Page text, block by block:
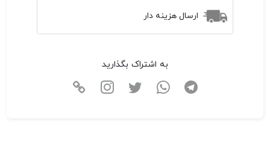
ارسال هزینه دار
به اشتراک بگذارید